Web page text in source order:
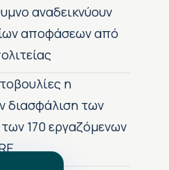
αναδεικνύουν
αποφάσεων από
η
διασφάλιση των
170 εργαζόμενων